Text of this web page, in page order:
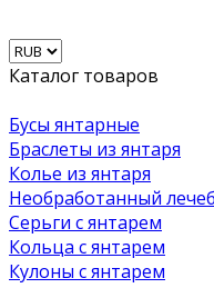
Каталог товаров
Бусы янтарные
Браслеты из янтаря
Колье из янтаря
Необработанный
Серьги с янтарем
Кольца с янтарем
Кулоны с янтарем